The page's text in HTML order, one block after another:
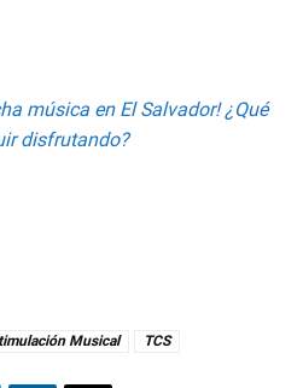
música en El Salvador! ¿Qué
disfrutando?
Musical TCS